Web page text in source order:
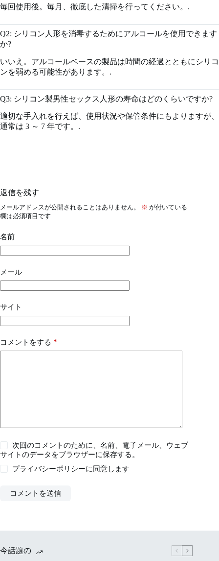
毎回使用後。毎月、徹底した清掃を行ってください。.
Q2: シリコン人形を消毒するためにアルコールを使用できます
か?
いいえ。アルコールベースの製品は時間の経過とともにシリコ
ンを弱める可能性があります。.
Q3: シリコン製男性セックス人形の寿命はどのくらいですか?
適切な手入れを行えば、使用状況や保管条件にもよりますが、
通常は 3 ～ 7 年です。.
返信を残す
メールアドレスが公開されることはありません。 ※ が付いている
欄は必須項目です
名前
メール
サイト
コメントをする *
次回のコメントのために、名前、電子メール、ウェブ
サイトのデータをブラウザーに保存する。
プライバシーポリシーに同意します
コメントを送信
今話題の